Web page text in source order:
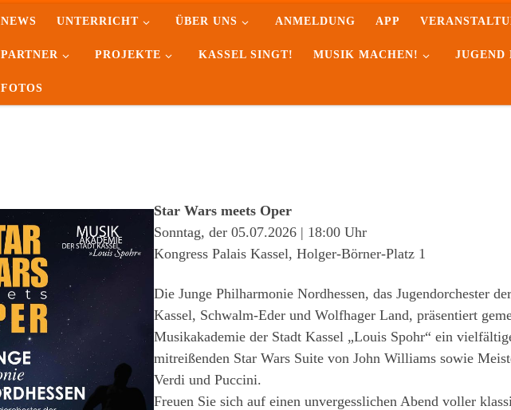
NEWS UNTERRICHT ÜBER UNS ANMELDUNG APP
PARTNER PROJEKTE KASSEL SINGT! MUSIK MACHEN! JUGEND
FOTOS
Star Wars meets Oper
Sonntag, der 05.07.2026 | 18:00 Uhr
Kongress Palais Kassel, Holger-Börner-Platz 1
Die Junge Philharmonie Nordhessen, das Jugendorchester
Kassel, Schwalm-Eder und Wolfhager Land, präsentiert
Musikakademie der Stadt Kassel „Louis Spohr“ ein
mitreißenden Star Wars Suite von John Williams sowie
Verdi und Puccini.
Freuen Sie sich auf einen unvergesslichen Abend voller